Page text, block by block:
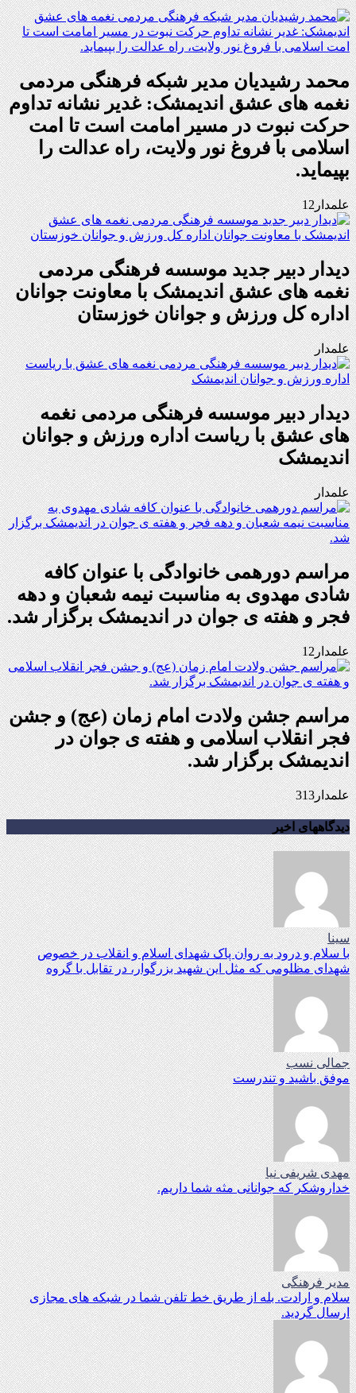
محمد رشیدیان مدیر شبکه فرهنگی مردمی
نغمه های عشق اندیمشک: غدیر نشانه تداوم
حرکت نبوت در مسیر امامت است تا امت
اسلامی با فروغ نور ولایت، راه عدالت را
بپیماید.
علمدار12
دیدار دبیر جدید موسسه فرهنگی مردمی
نغمه های عشق اندیمشک با معاونت جوانان
اداره کل ورزش و جوانان خوزستان
علمدار
دیدار دبیر موسسه فرهنگی مردمی نغمه
های عشق با ریاست اداره ورزش و جوانان
اندیمشک
علمدار
مراسم دورهمی خانوادگی با عنوان کافه
شادی مهدوی به مناسبت نیمه شعبان و دهه
فجر و هفته ی جوان در اندیمشک برگزار شد.
علمدار12
مراسم جشن ولادت امام زمان (عج) و جشن
فجر انقلاب اسلامی و هفته ی جوان در
اندیمشک برگزار شد.
علمدار313
دیدگاههای اخیر
سینا
با سلام و درود به روان پاک شهدای اسلام و انقلاب در خصوص
شهدای مظلومی که مثل این شهید بزرگوار، در تقابل با گروه
جمالی نسب
موفق باشید و تندرست
مهدی شریفی نیا
خداروشکر که جوانانی مثه شما داریم.
مدیر فرهنگی
سلام و ارادت. بله از طریق خط تلفن شما در شبکه های مجازی
ارسال گردید.